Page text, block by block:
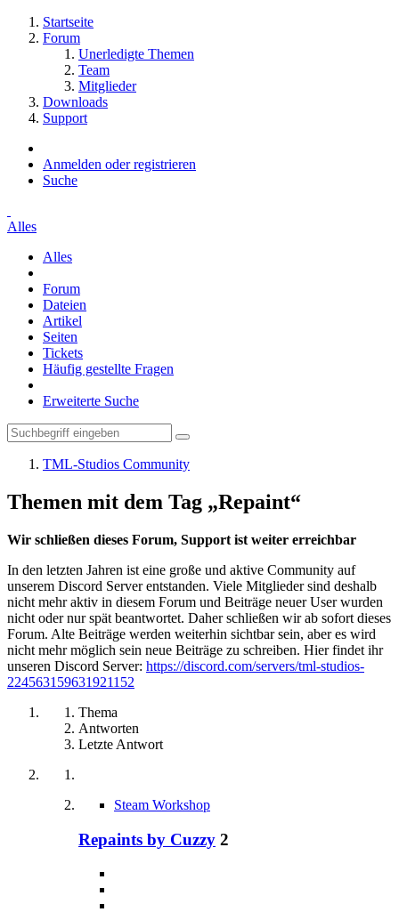
Startseite
Forum
Unerledigte Themen
Team
Mitglieder
Downloads
Support
Anmelden oder registrieren
Suche
Alles
Alles
Forum
Dateien
Artikel
Seiten
Tickets
Häufig gestellte Fragen
Erweiterte Suche
TML-Studios Community
Themen mit dem Tag „Repaint“
Wir schließen dieses Forum, Support ist weiter erreichbar
In den letzten Jahren ist eine große und aktive Community auf
unserem Discord Server entstanden. Viele Mitglieder sind deshalb
nicht mehr aktiv in diesem Forum und Beiträge neuer User wurden
nicht oder nur spät beantwortet. Daher schließen wir ab sofort dieses
Forum. Alte Beiträge werden weiterhin sichtbar sein, aber es wird
nicht mehr möglich sein neue Beiträge zu schreiben. Hier findet ihr
unseren Discord Server: https://discord.com/servers/tml-studios-
224563159631921152
Thema
Antworten
Letzte Antwort
Steam Workshop
Repaints by Cuzzy 2